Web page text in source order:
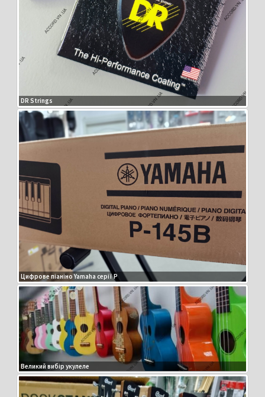
DR Strings
Цифрове піаніно Yamaha серії P
Великий вибір укулеле